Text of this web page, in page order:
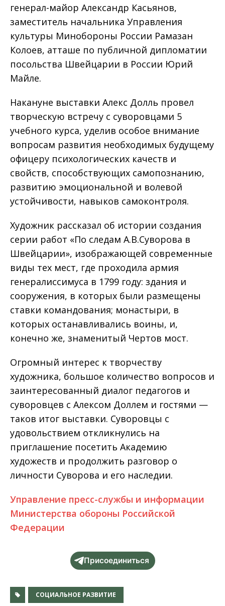
генерал-майор Александр Касьянов,
заместитель начальника Управления
культуры Минобороны России Рамазан
Колоев, атташе по публичной дипломатии
посольства Швейцарии в России Юрий
Майле.
Накануне выставки Алекс Долль провел
творческую встречу с суворовцами 5
учебного курса, уделив особое внимание
вопросам развития необходимых будущему
офицеру психологических качеств и
свойств, способствующих самопознанию,
развитию эмоциональной и волевой
устойчивости, навыков самоконтроля.
Художник рассказал об истории создания
серии работ «По следам А.В.Суворова в
Швейцарии», изображающей современные
виды тех мест, где проходила армия
генералиссимуса в 1799 году: здания и
сооружения, в которых были размещены
ставки командования; монастыри, в
которых останавливались воины, и,
конечно же, знаменитый Чертов мост.
Огромный интерес к творчеству
художника, большое количество вопросов и
заинтересованный диалог педагогов и
суворовцев с Алексом Доллем и гостями —
таков итог выставки. Суворовцы с
удовольствием откликнулись на
приглашение посетить Академию
художеств и продолжить разговор о
личности Суворова и его наследии.
Управление пресс-службы и информации
Министерства обороны Российской
Федерации
Присоединиться
СОЦИАЛЬНОЕ РАЗВИТИЕ